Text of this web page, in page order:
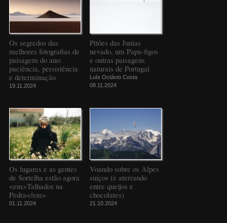
Os segredos das
melhores fotografias de
paisagem do ano:
paciência, persistência
e determinação
19.11.2024
Pitões das Junias
nevado, um Papa-figos
e outras paisagens
naturais de Portugal
Luís Octávio Costa
08.11.2024
Os lugares e as gentes
de Sortelha estão agora
<em>Talhados na
Pedra</em>
01.11.2024
Voando sobre os Alpes
suíços (e aterrando
entre queijos e
chocolates)
21.10.2024